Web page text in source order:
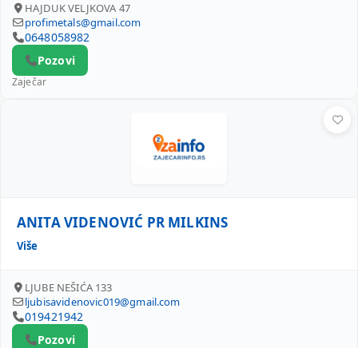
HAJDUK VELJKOVA 47
profimetals@gmail.com
0648058982
Pozovi
Zaječar
ANITA VIDENOVIĆ PR MILKINS
Više
LJUBE NEŠIĆA 133
ljubisavidenovic019@gmail.com
019421942
Pozovi